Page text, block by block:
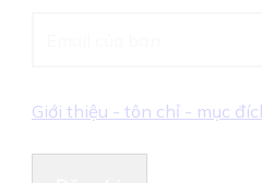
Giới thiệu - tôn chỉ - mục